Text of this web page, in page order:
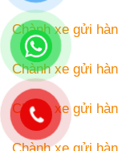
Chành xe gửi
Chành xe gửi
Chành xe gửi